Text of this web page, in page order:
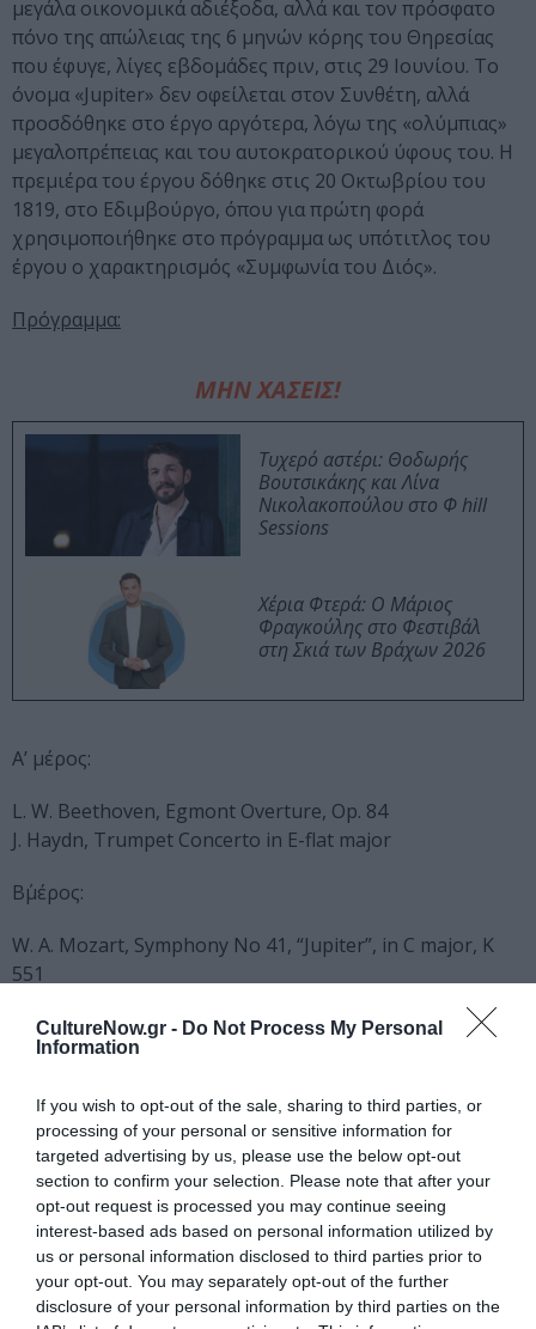
CultureNow.gr - Do Not Process My Personal
Information
If you wish to opt-out of the sale, sharing to third parties, or
processing of your personal or sensitive information for
targeted advertising by us, please use the below opt-out
section to confirm your selection. Please note that after your
opt-out request is processed you may continue seeing
interest-based ads based on personal information utilized by
us or personal information disclosed to third parties prior to
your opt-out. You may separately opt-out of the further
disclosure of your personal information by third parties on the
μεγάλα οικονομικά αδιέξοδα, αλλά και τον πρόσφατο
πόνο της απώλειας της 6 μηνών κόρης του Θηρεσίας
που έφυγε, λίγες εβδομάδες πριν, στις 29 Ιουνίου. Το
όνομα «Jupiter» δεν οφείλεται στον Συνθέτη, αλλά
προσδόθηκε στο έργο αργότερα, λόγω της «ολύμπιας»
μεγαλοπρέπειας και του αυτοκρατορικού ύφους του. Η
πρεμιέρα του έργου δόθηκε στις 20 Οκτωβρίου του
1819, στο Εδιμβούργο, όπου για πρώτη φορά
χρησιμοποιήθηκε στο πρόγραμμα ως υπότιτλος του
έργου ο χαρακτηρισμός «Συμφωνία του Διός».
Πρόγραμμα:
ΜΗΝ ΧΑΣΕΙΣ!
Τυχερό αστέρι: Θοδωρής
Βουτσικάκης και Λίνα
Νικολακοπούλου στο Φ hill
Sessions
Χέρια Φτερά: Ο Μάριος
Φραγκούλης στο Φεστιβάλ
στη Σκιά των Βράχων 2026
Α’ μέρος:
L. W. Beethoven, Egmont Overture, Op. 84
J. Haydn, Trumpet Concerto in E-flat major
Β΄μέρος:
W. A. Mozart, Symphony No 41, “Jupiter”, in C major, K
551
Σολίστ:Διονύσης Αγαλιανός
Διεύθυνση Ορχήστρας:
Ταυτότητα Εκδήλωσης
Τοποθεσία:
Ίδρυμα Μιχάλης Κακογιάννης, Πειραιώς 206, Ταύρος
Ίδρυμα Μιχάλης Κακογιάννης